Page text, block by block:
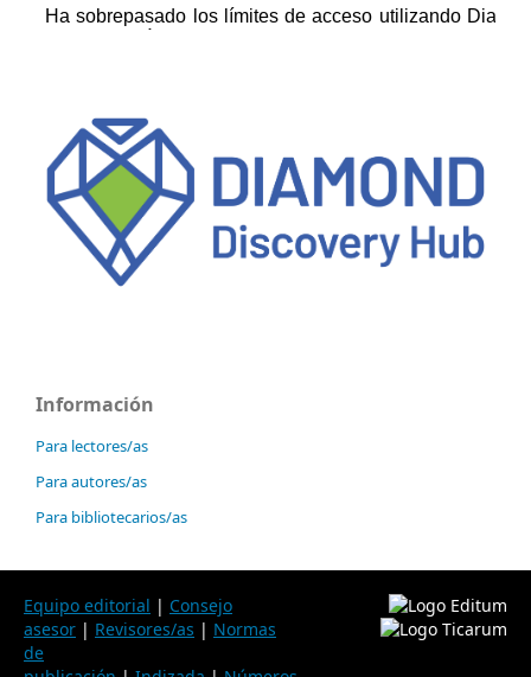
Información
Para lectores/as
Para autores/as
Para bibliotecarios/as
Equipo editorial | Consejo
asesor | Revisores/as | Normas
de